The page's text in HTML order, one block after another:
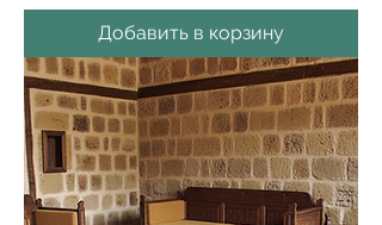
Добавить в корзину